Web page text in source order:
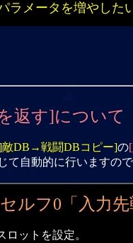
ラメータを増やした
返す]について
敵DB→戦闘DBコピー]の
て自動的に行いますの
ルフ0「入力先
ロットを設定。